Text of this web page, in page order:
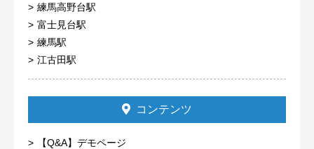
練馬高野台駅
富士見台駅
練馬駅
江古田駅
コンテンツ
【Q&A】デモページ